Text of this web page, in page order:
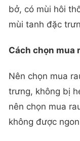
bở, có mùi hôi
mùi tanh đặc
Cách chọn mua
Nên chọn mua
trưng, không bị
nên chọn mua
không được